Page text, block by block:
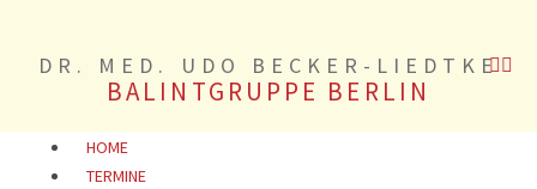
DR. MED. UDO BECKER-LIEDTKE
BALINTGRUPPE BERLIN
HOME
TERMINE